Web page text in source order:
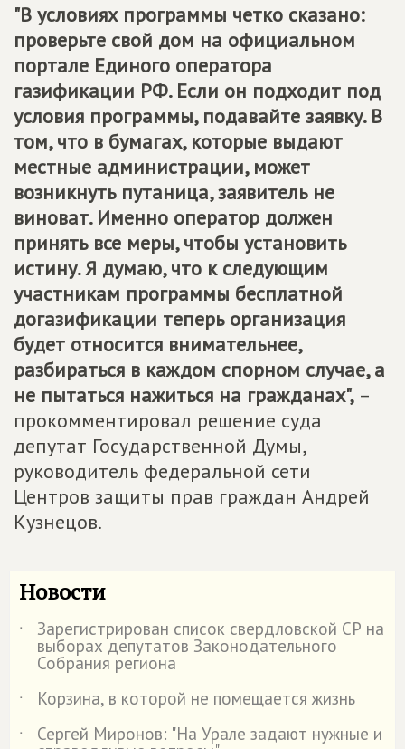
"В условиях программы четко сказано:
проверьте свой дом на официальном
портале Единого оператора
газификации РФ. Если он подходит под
условия программы, подавайте заявку. В
том, что в бумагах, которые выдают
местные администрации, может
возникнуть путаница, заявитель не
виноват. Именно оператор должен
принять все меры, чтобы установить
истину. Я думаю, что к следующим
участникам программы бесплатной
догазификации теперь организация
будет относится внимательнее,
разбираться в каждом спорном случае, а
не пытаться нажиться на гражданах", –
прокомментировал решение суда
депутат Государственной Думы,
руководитель федеральной сети
Центров защиты прав граждан Андрей
Кузнецов.
Новости
˙ Зарегистрирован список свердловской СР на
выборах депутатов Законодательного
Собрания региона
˙
Корзина, в которой не помещается жизнь
˙
Сергей Миронов: "На Урале задают нужные и